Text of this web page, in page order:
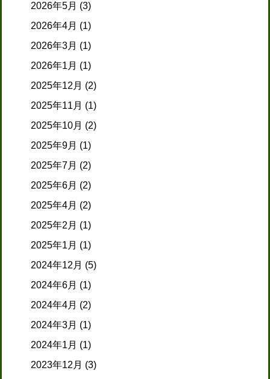
2026年5月 (3)
2026年4月 (1)
2026年3月 (1)
2026年1月 (1)
2025年12月 (2)
2025年11月 (1)
2025年10月 (2)
2025年9月 (1)
2025年7月 (2)
2025年6月 (2)
2025年4月 (2)
2025年2月 (1)
2025年1月 (1)
2024年12月 (5)
2024年6月 (1)
2024年4月 (2)
2024年3月 (1)
2024年1月 (1)
2023年12月 (3)